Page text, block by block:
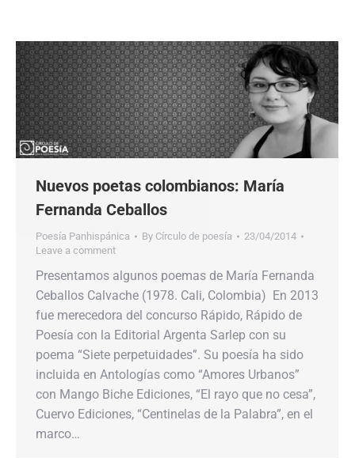
Nuevos poetas colombianos: María
Fernanda Ceballos
Poesía Panhispánica By Círculo de poesía
23/04/2014
Leave a comment
Presentamos algunos poemas de María Fernanda
Ceballos Calvache (1978. Cali, Colombia) En 2013
fue merecedora del concurso Rápido, Rápido de
Poesía con la Editorial Argenta Sarlep con su
poema “Siete perpetuidades”. Su poesía ha sido
incluida en Antologías como “Amores Urbanos”
con Mango Biche Ediciones, “El rayo que no cesa”,
Cuervo Ediciones, “Centinelas de la Palabra”, en el
marco…